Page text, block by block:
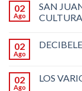
02
Ago
SAN
02
Ago
02
Ago
LOS